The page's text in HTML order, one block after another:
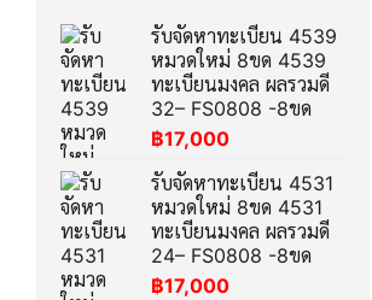
รับจัดหาทะเบียน 4539
หมวดใหม่ 8ขด 4539
ทะเบียนมงคล ผลรวมดี
32– FS0808 -8ขด
฿17,000
รับจัดหาทะเบียน 4531
หมวดใหม่ 8ขด 4531
ทะเบียนมงคล ผลรวมดี
24– FS0808 -8ขด
฿17,000